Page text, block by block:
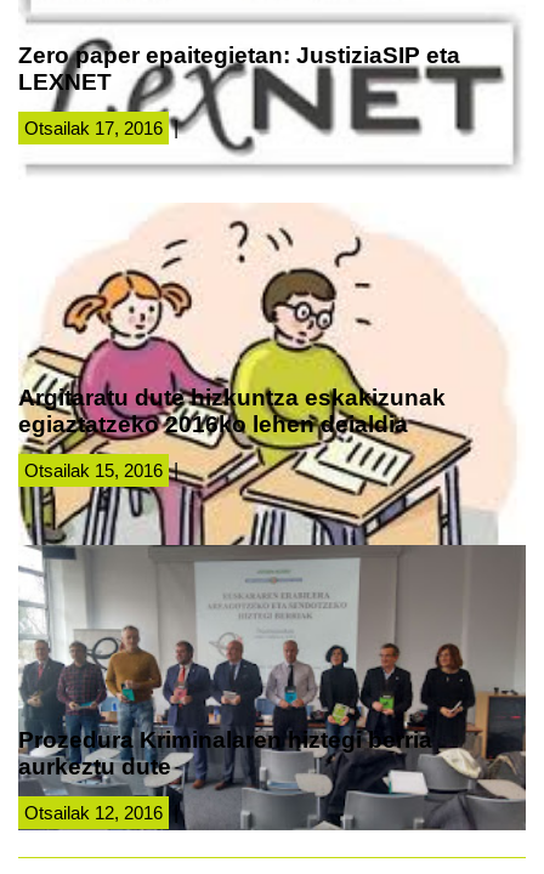
Zero paper epaitegietan: JustiziaSIP eta
LEXNET
Otsailak 17, 2016 |
Argitaratu dute hizkuntza eskakizunak
egiaztatzeko 2016ko lehen deialdia
Otsailak 15, 2016 |
Prozedura Kriminalaren hiztegi berria
aurkeztu dute
Otsailak 12, 2016